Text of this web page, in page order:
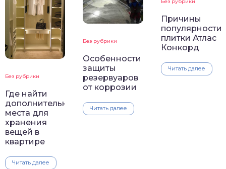
Без рубрики
Где найти
дополнительные
места для
хранения
вещей в
квартире
Читать далее
Без рубрики
Особенности
защиты
резервуаров
от коррозии
Читать далее
Причины
популярности
плитки Атлас
Конкорд
Читать далее